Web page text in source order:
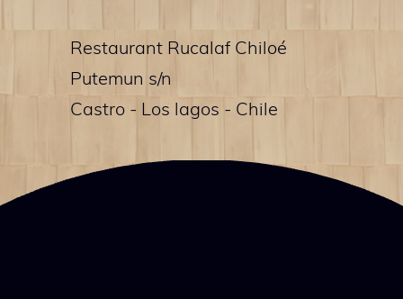
Restaurant Rucalaf Chiloé
Putemun s/n
Castro - Los lagos - Chile